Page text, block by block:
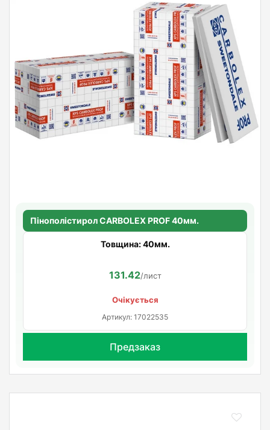
Пінополістирол CARBOLEX PROF 40мм.
Товщина: 40мм.
131.42/лист
Очікується
Артикул: 17022535
Предзаказ